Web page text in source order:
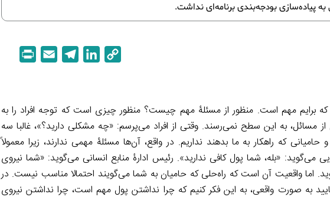
به پیاده‌سازی بودجه‌بندی برنامه‌ای نداشت.
L
i
n
k
e
n
e
g
r
a
m
t
برایم مهم است. منظور از مسئلۀ مهم چیست؟ منظور چیزی است که توجه افراد را به
مسائل، به این سطح نمی‌رسند. وقتی از افراد می‌پرسم: «چه مشکلی دارید؟»، غالبا سه
که راهکار به ما بدهند نداریم. در واقع، آن‌ها مسئلۀ مهمی ندارند، زیرا معمولاً
می‌گوید: «بله، شما پول کافی ندارید». رئیس ادارۀ منابع انسانی می‌گوید: «شما نیروی
اما واقعیت آن است که راه‌حلی که حامیان به شما می‌گویند احتمالا مناسب نیست. در
به صورت واقعی، به این فکر کنیم که چرا نداشتن پول مهم است، چرا نداشتن نیروی